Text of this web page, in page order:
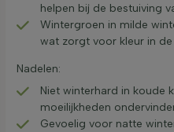
helpen bij de bestuiving
Wintergroen in milde
wat zorgt voor kleur in de
Nadelen:
Niet winterhard in koude
moeilijkheden
Gevoelig voor natte